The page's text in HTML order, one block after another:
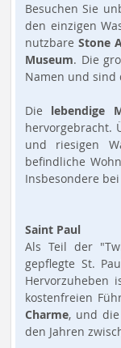
Besuchen Sie
den einzigen
nutzbareStone
Museum. Die
Namen und sind
Die lebendige
hervorgebracht.
und riesigen
befindliche
Insbesondere
Saint Paul
Als Teil der
gepflegte St.
Hervorzuheben
kostenfreien
Charme, und die
den Jahren